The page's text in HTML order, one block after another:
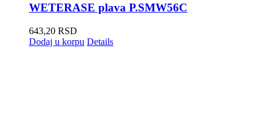
WETERASE plava P.SMW56C
643,20 RSD
Dodaj u korpu Details